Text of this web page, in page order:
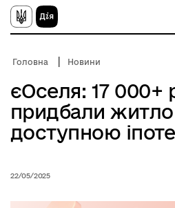
П
е
р
й
д
н
о
о
Головна Новини
єОселя: 17 000+
придбали житло
доступною
22/05/2025